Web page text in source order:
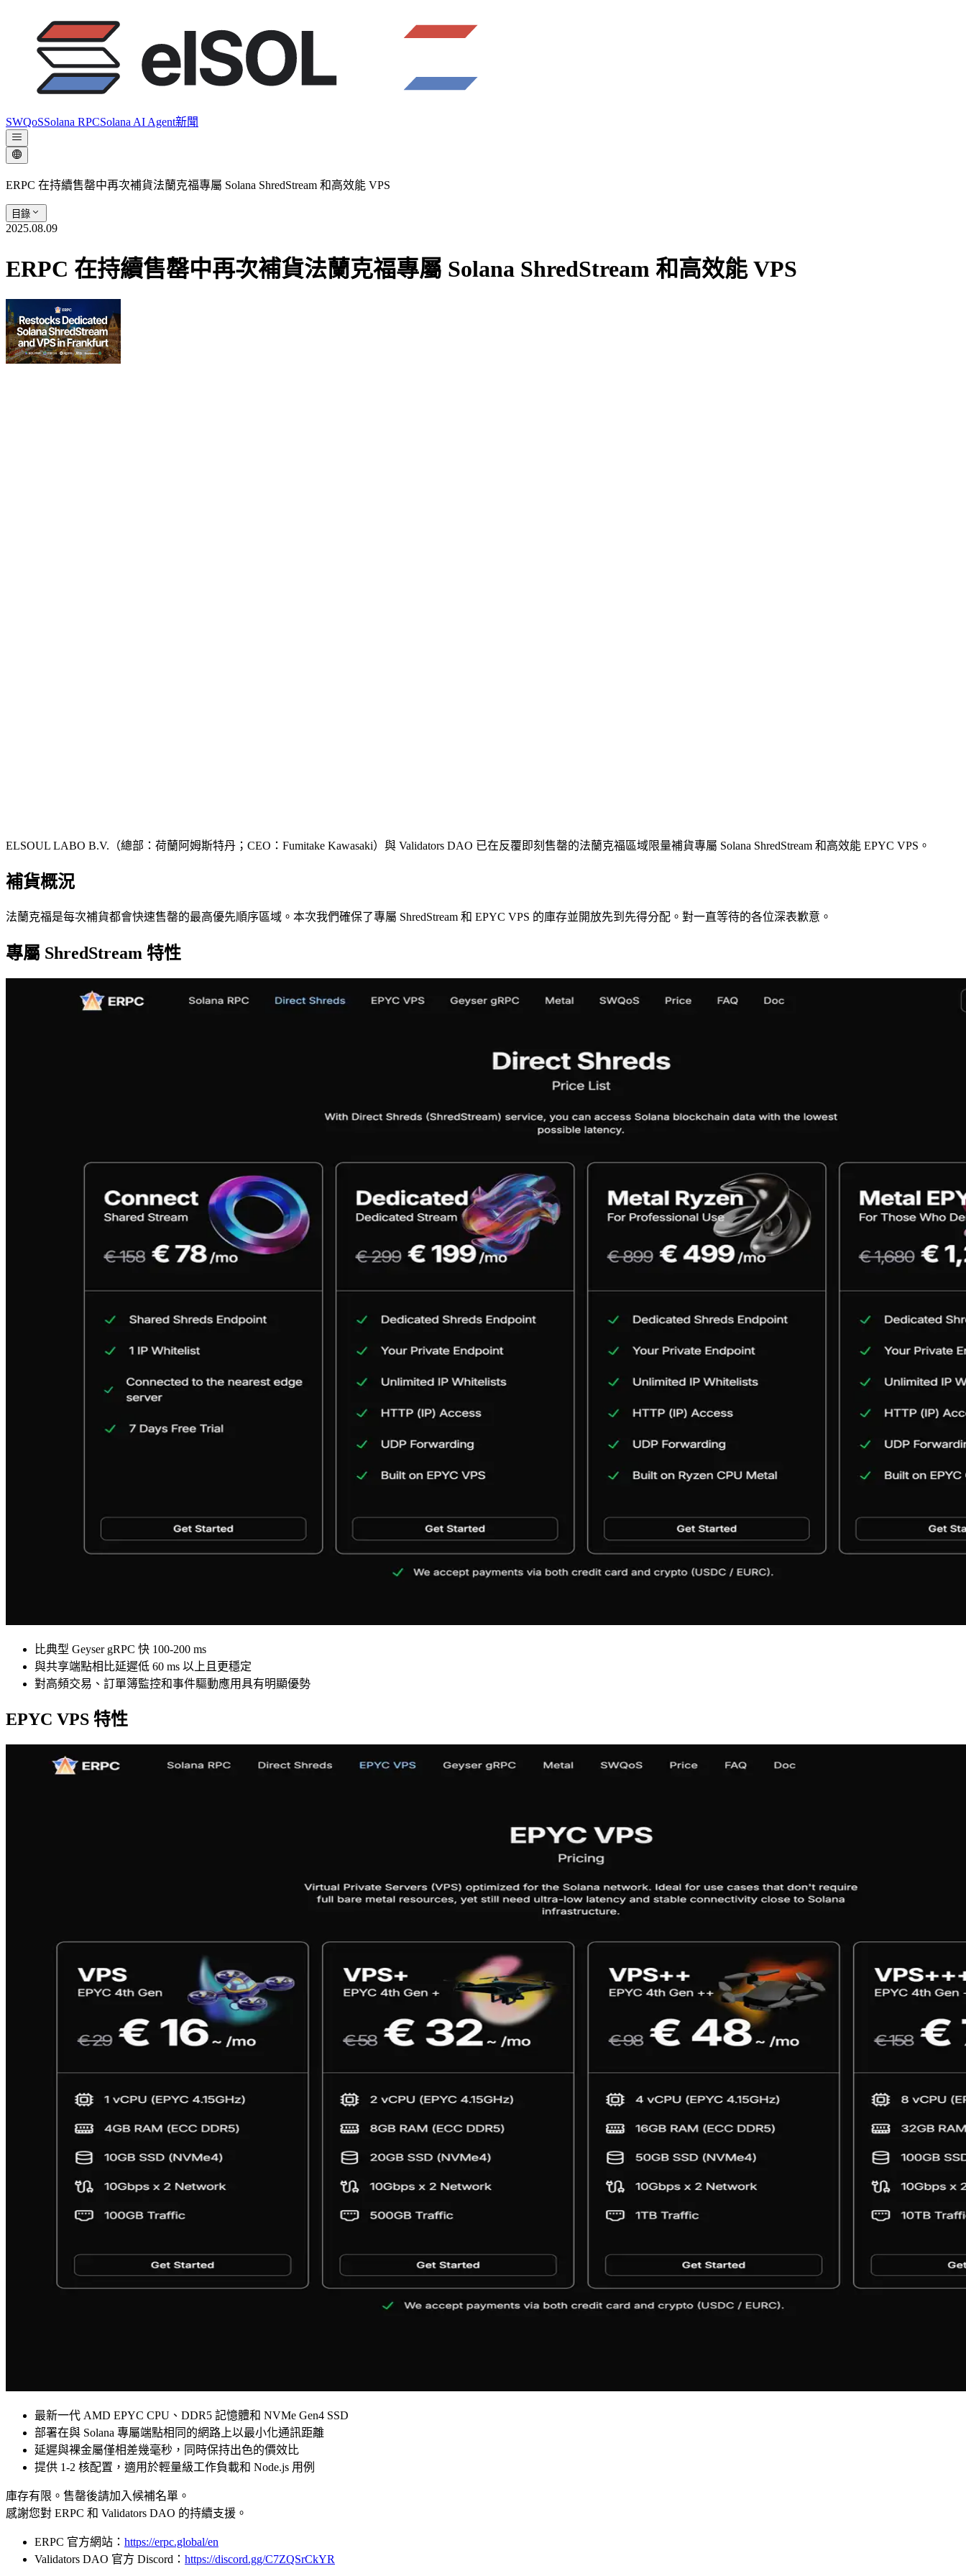
SWQoSSolana RPCSolana AI Agent新聞
ERPC 在持續售罄中再次補貨法蘭克福專屬 Solana ShredStream 和高效能 VPS
目錄
2025.08.09
ERPC 在持續售罄中再次補貨法蘭克福專屬 Solana ShredStream 和高效能 VPS
ELSOUL LABO B.V.（總部：荷蘭阿姆斯特丹；CEO：Fumitake Kawasaki）與 Validators DAO 已在反覆即刻售罄的法蘭克福區域限量補貨專屬 Solana ShredStream 和高效能 EPYC VPS。
補貨概況
法蘭克福是每次補貨都會快速售罄的最高優先順序區域。本次我們確保了專屬 ShredStream 和 EPYC VPS 的庫存並開放先到先得分配。對一直等待的各位深表歉意。
專屬 ShredStream 特性
比典型 Geyser gRPC 快 100-200 ms
與共享端點相比延遲低 60 ms 以上且更穩定
對高頻交易、訂單簿監控和事件驅動應用具有明顯優勢
EPYC VPS 特性
最新一代 AMD EPYC CPU、DDR5 記憶體和 NVMe Gen4 SSD
部署在與 Solana 專屬端點相同的網路上以最小化通訊距離
延遲與裸金屬僅相差幾毫秒，同時保持出色的價效比
提供 1-2 核配置，適用於輕量級工作負載和 Node.js 用例
庫存有限。售罄後請加入候補名單。
感謝您對 ERPC 和 Validators DAO 的持續支援。
ERPC 官方網站： https://erpc.global/en
Validators DAO 官方 Discord： https://discord.gg/C7ZQSrCkYR